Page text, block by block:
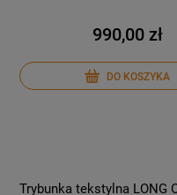
990,00 zł
DO KOSZYKA
Trybunka tekstylna LONG